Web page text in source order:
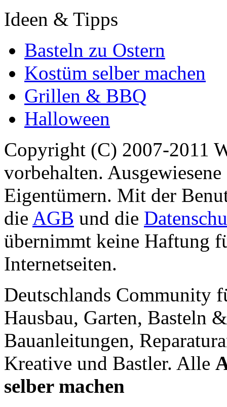
Ideen & Tipps
Basteln zu Ostern
Kostüm selber machen
Grillen & BBQ
Halloween
Copyright (C) 2007-2011
vorbehalten.
Eigentümern. Mit der
die AGB und die
übernimmt keine Haftung
Internetseiten.
Deutschlands Community
Hausbau, Garten, Basteln
Bauanleitungen,
Kreative und Bastler. Alle
selber machen